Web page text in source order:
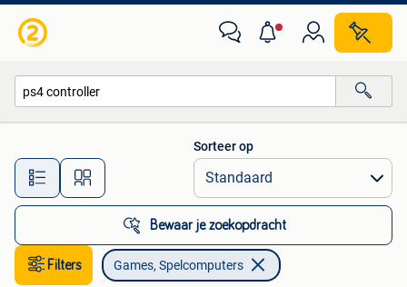
Alle afstanden…
Sorteer op
Bewaar je zoekopdracht
Filters Games, Spelcomputers